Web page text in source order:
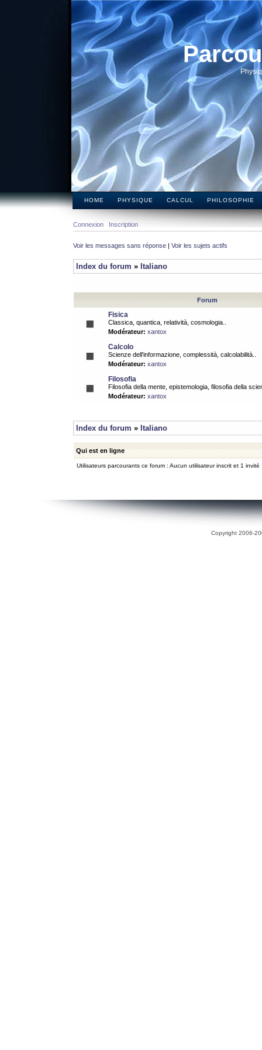
HOME PHYSIQUE CALCUL PHILOSOPHIE
Connexion Inscription
Voir les messages sans réponse | Voir les sujets actifs
Index du forum » Italiano
Forum
Fisica
Classica, quantica, relatività, cosmologia..
Modérateur: xantox
Calcolo
Scienze dell'informazione, complessità, calcolabilità..
Modérateur: xantox
Filosofia
Filosofia della mente, epistemologia, filosofia della
Modérateur: xantox
Index du forum » Italiano
Qui est en ligne
Utilisateurs parcourants ce forum : Aucun utilisateur inscrit et 1 invité
Copyright 2006-